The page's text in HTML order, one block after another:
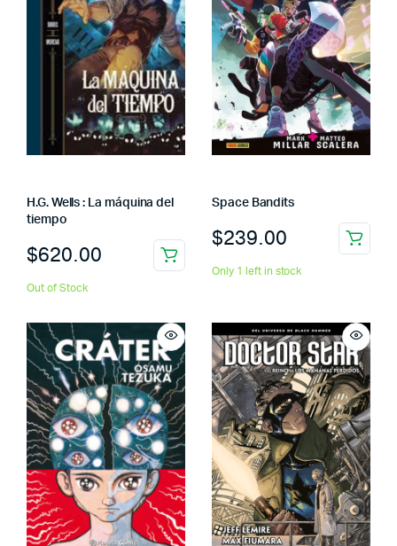
H.G. Wells : La máquina del
tiempo
$620.00
Out of Stock
Space Bandits
$239.00
Only 1 left in stock